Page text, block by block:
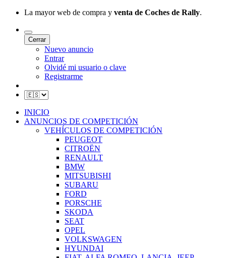
La mayor web de compra y venta de Coches de Rally.
Cerrar
Nuevo anuncio
Entrar
Olvidé mi usuario o clave
Registrarme
INICIO
ANUNCIOS DE COMPETICIÓN
VEHÍCULOS DE COMPETICIÓN
PEUGEOT
CITROËN
RENAULT
BMW
MITSUBISHI
SUBARU
FORD
PORSCHE
SKODA
SEAT
OPEL
VOLKSWAGEN
HYUNDAI